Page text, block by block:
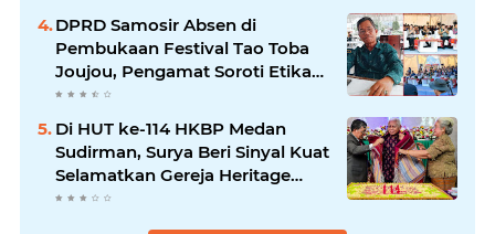
DPRD Samosir Absen di
Pembukaan Festival Tao Toba
Joujou, Pengamat Soroti Etika
Birokrasi Pemkab
Di HUT ke-114 HKBP Medan
Sudirman, Surya Beri Sinyal Kuat
Selamatkan Gereja Heritage
Bersejarah